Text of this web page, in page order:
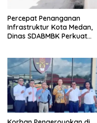
Percepat Penanganan
Infrastruktur Kota Medan,
Dinas SDABMBK Perkuat